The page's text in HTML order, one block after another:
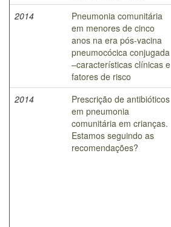
2014
Pneumonia comunitária
em menores de cinco
anos na era pós-vacina
pneumocócica conjugada
–características clínicas e
fatores de risco
2014
Prescrição de antibióticos
em pneumonia
comunitária em crianças.
Estamos seguindo as
recomendações?